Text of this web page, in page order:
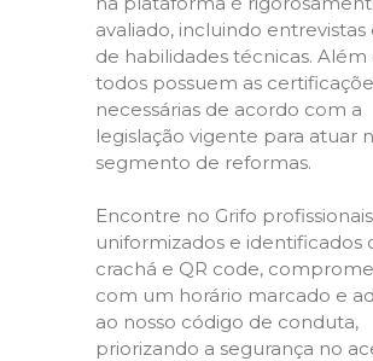
avaliado, incluindo entrevistas
de habilidades técnicas. Além
todos possuem as
necessárias de acordo com a
legislação vigente para atuar
segmento de reformas.
Encontre no Grifo profissionais
uniformizados e identificados
crachá e QR code,
com um horário marcado e
ao nosso código de conduta,
priorizando a segurança no